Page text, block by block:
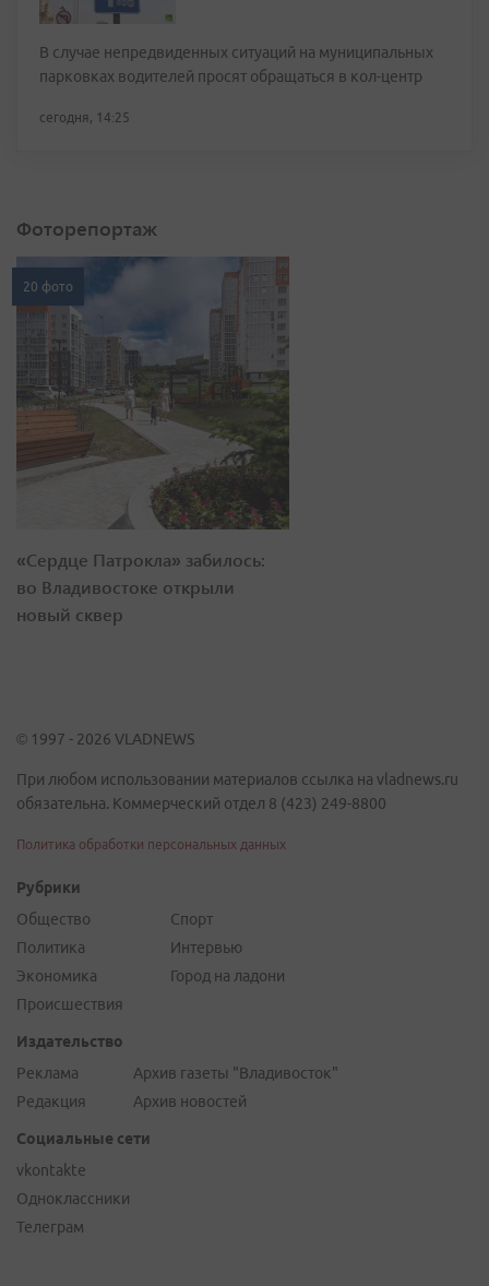
В случае непредвиденных ситуаций на муниципальных
парковках водителей просят обращаться в кол-центр
сегодня, 14:25
Фоторепортаж
20 фото
«Сердце Патрокла» забилось:
во Владивостоке открыли
новый сквер
© 1997 - 2026 VLADNEWS
При любом использовании материалов ссылка на vladnews.ru
обязательна. Коммерческий отдел 8 (423) 249-8800
Политика обработки персональных данных
Рубрики
Общество
Политика
Экономика
Происшествия
Спорт
Интервью
Город на ладони
Издательство
Реклама
Редакция
Архив газеты "Владивосток"
Архив новостей
Социальные сети
vkontakte
Одноклассники
Телеграм